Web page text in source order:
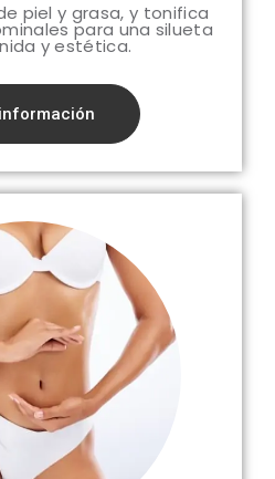
piel y grasa, y tonifica
para una silueta
y estética.